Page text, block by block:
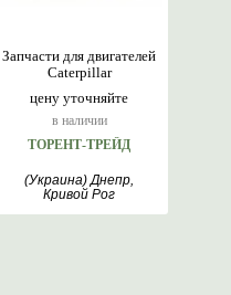
цену уточняйте
в наличии
Запчасти для двигателей
Caterpillar
ТОРЕНТ-ТРЕЙД
(Украина) Днепр,
Кривой Рог